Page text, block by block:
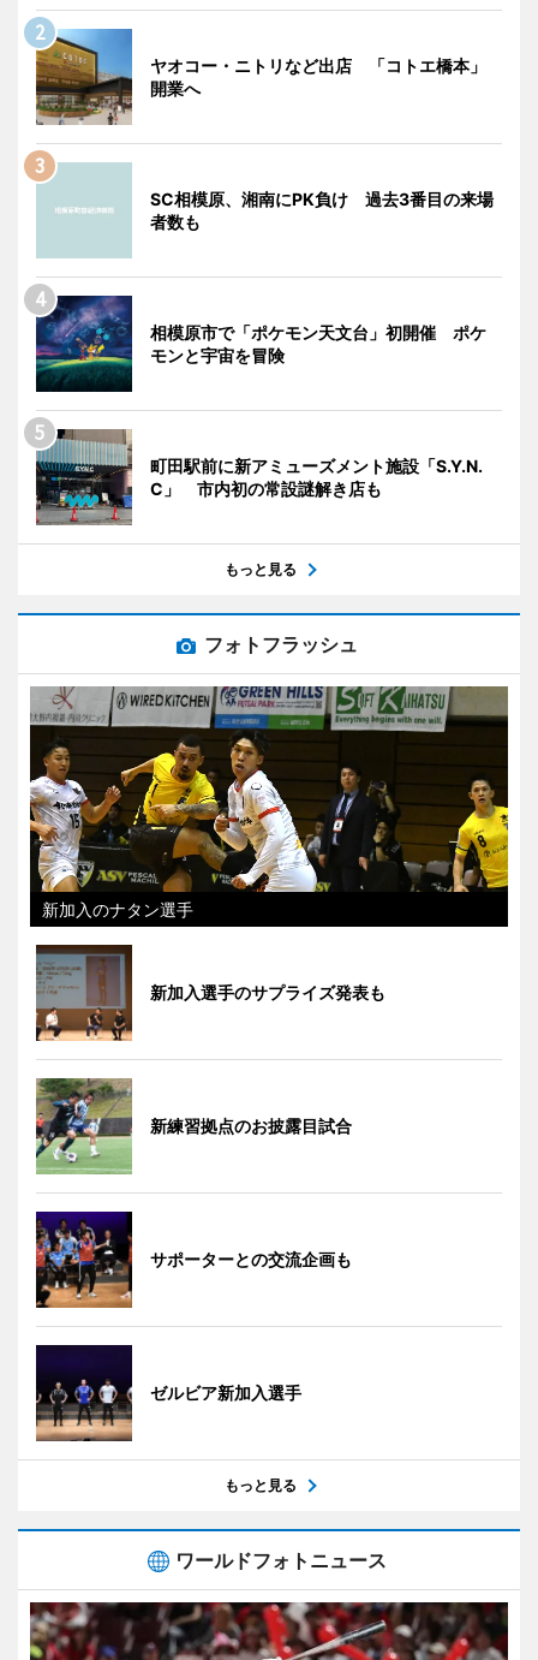
ヤオコー・ニトリなど出店 「コトエ橋本」
開業へ
SC相模原、湘南にPK負け 過去3番目の来場
者数も
相模原市で「ポケモン天文台」初開催 ポケ
モンと宇宙を冒険
町田駅前に新アミューズメント施設「S.Y.N.
C」 市内初の常設謎解き店も
もっと見る
フォトフラッシュ
新加入のナタン選手
新加入選手のサプライズ発表も
新練習拠点のお披露目試合
サポーターとの交流企画も
ゼルビア新加入選手
もっと見る
ワールドフォトニュース